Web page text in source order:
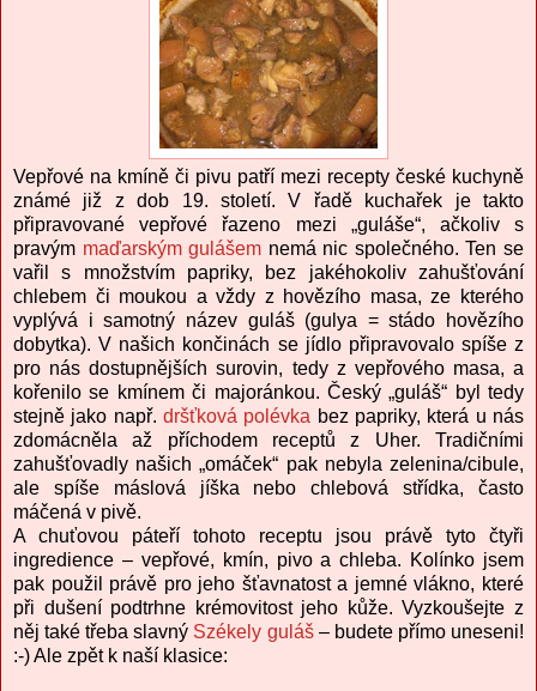
Vepřové na kmíně či pivu patří mezi recepty české kuchyně
známé již z dob 19. století. V řadě kuchařek je takto
připravované vepřové řazeno mezi „guláše“, ačkoliv s
pravým maďarským gulášem nemá nic společného. Ten se
vařil s množstvím papriky, bez jakéhokoliv zahušťování
chlebem či moukou a vždy z hovězího masa, ze kterého
vyplývá i samotný název guláš (gulya = stádo hovězího
dobytka). V našich končinách se jídlo připravovalo spíše z
pro nás dostupnějších surovin, tedy z vepřového masa, a
kořenilo se kmínem či majoránkou. Český „guláš“ byl tedy
stejně jako např. dršťková polévka bez papriky, která u nás
zdomácněla až příchodem receptů z Uher. Tradičními
zahušťovadly našich „omáček“ pak nebyla zelenina/cibule,
ale spíše máslová jíška nebo chlebová střídka, často
máčená v pivě.
A chuťovou páteří tohoto receptu jsou právě tyto čtyři
ingredience – vepřové, kmín, pivo a chleba. Kolínko jsem
pak použil právě pro jeho šťavnatost a jemné vlákno, které
při dušení podtrhne krémovitost jeho kůže. Vyzkoušejte z
něj také třeba slavný Székely guláš– budete přímo uneseni!
:-) Ale zpět k naší klasice: